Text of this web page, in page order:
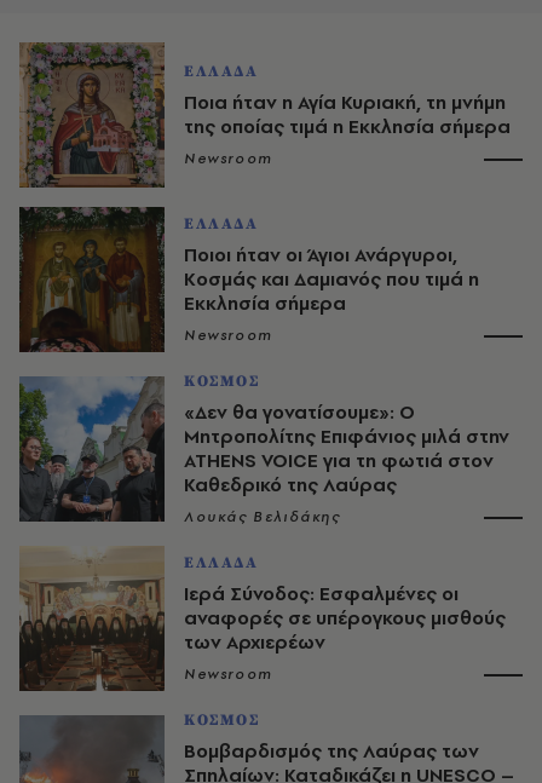
ΕΛΛΑΔΑ
Ποια ήταν η Αγία Κυριακή, τη μνήμη
της οποίας τιμά η Εκκλησία σήμερα
Newsroom
ΕΛΛΑΔΑ
Ποιοι ήταν οι Άγιοι Ανάργυροι,
Κοσμάς και Δαμιανός που τιμά η
Εκκλησία σήμερα
Newsroom
ΚΟΣΜΟΣ
«Δεν θα γονατίσουμε»: Ο
Μητροπολίτης Επιφάνιος μιλά στην
ATHENS VOICE για τη φωτιά στον
Καθεδρικό της Λαύρας
Λουκάς Βελιδάκης
ΕΛΛΑΔΑ
Ιερά Σύνοδος: Εσφαλμένες οι
αναφορές σε υπέρογκους μισθούς
των Αρχιερέων
Newsroom
ΚΟΣΜΟΣ
Βομβαρδισμός της Λαύρας των
Σπηλαίων: Καταδικάζει η UNESCO –